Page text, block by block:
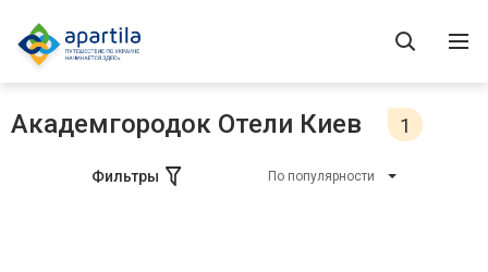
Академгородок Отели Киев 1
Фильтры По популярности